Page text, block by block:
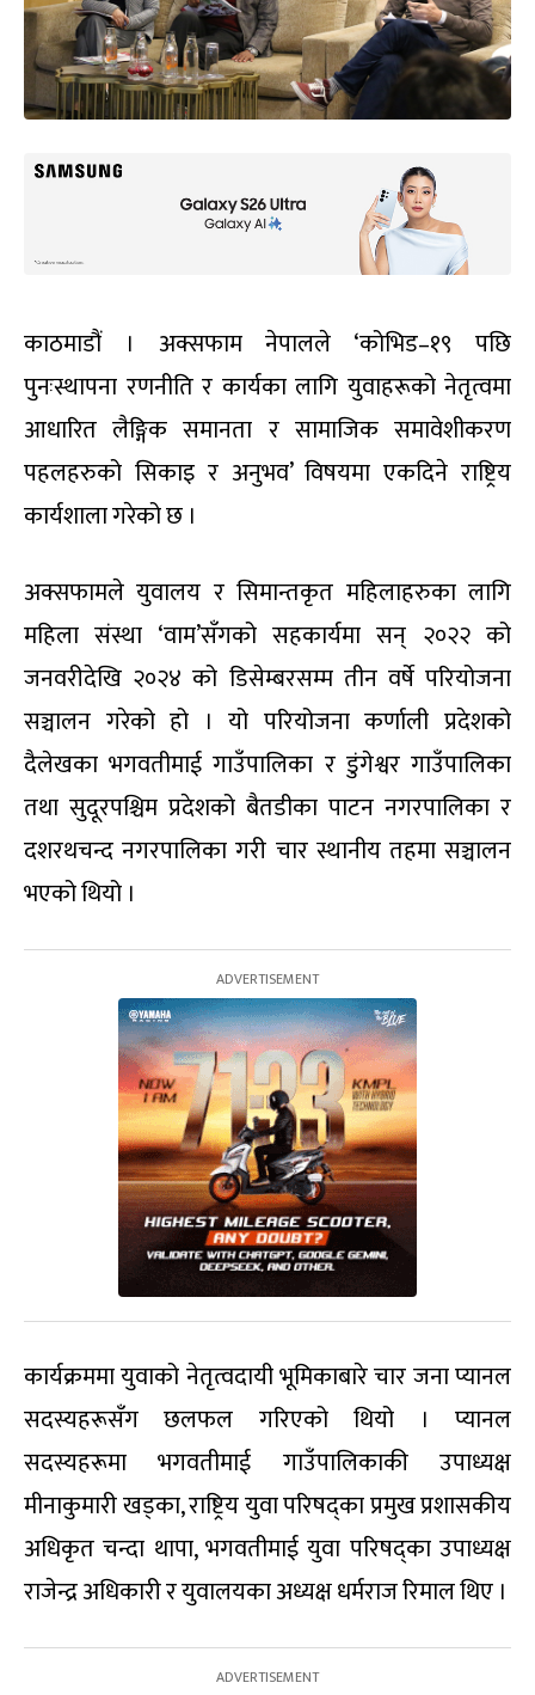
काठमाडौं । अक्सफाम नेपालले ‘कोभिड–१९ पछि
पुनःस्थापना रणनीति र कार्यका लागि युवाहरूको नेतृत्वमा
आधारित लैङ्गिक समानता र सामाजिक समावेशीकरण
पहलहरुको सिकाइ र अनुभव’ विषयमा एकदिने राष्ट्रिय
कार्यशाला गरेको छ ।
अक्सफामले युवालय र सिमान्तकृत महिलाहरुका लागि
महिला संस्था ‘वाम’सँगको सहकार्यमा सन् २०२२ को
जनवरीदेखि २०२४ को डिसेम्बरसम्म तीन वर्षे परियोजना
सञ्चालन गरेको हो । यो परियोजना कर्णाली प्रदेशको
दैलेखका भगवतीमाई गाउँपालिका र डुंगेश्वर गाउँपालिका
तथा सुदूरपश्चिम प्रदेशको बैतडीका पाटन नगरपालिका र
दशरथचन्द नगरपालिका गरी चार स्थानीय तहमा सञ्चालन
भएको थियो ।
कार्यक्रममा युवाको नेतृत्वदायी भूमिकाबारे चार जना प्यानल
सदस्यहरूसँग छलफल गरिएको थियो । प्यानल
सदस्यहरूमा भगवतीमाई गाउँपालिकाकी उपाध्यक्ष
मीनाकुमारी खड्का, राष्ट्रिय युवा परिषद्का प्रमुख प्रशासकीय
अधिकृत चन्दा थापा, भगवतीमाई युवा परिषद्का उपाध्यक्ष
राजेन्द्र अधिकारी र युवालयका अध्यक्ष धर्मराज रिमाल थिए ।